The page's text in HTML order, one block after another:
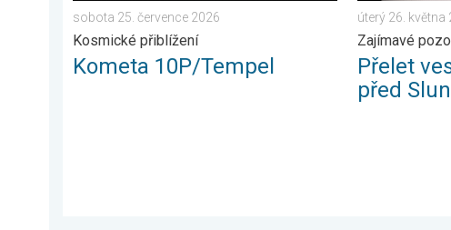
sobota 25. července 2026
Kosmické přiblížení
Kometa 10P/Tempel
úterý 26. května
Zajímavé
Přelet
před